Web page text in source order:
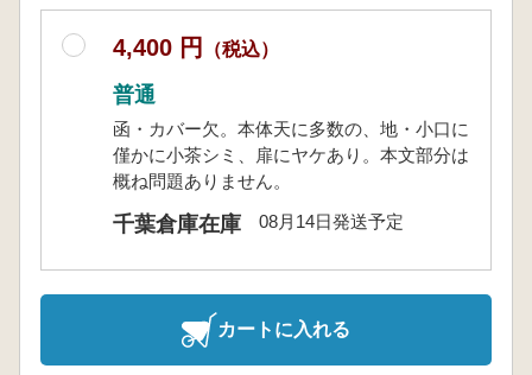
4,400 円 （税込）
普通
函・カバー欠。本体天に多数の、地・小口に
僅かに小茶シミ、扉にヤケあり。本文部分は
概ね問題ありません。
千葉倉庫在庫 08月14日発送予定
カートに入れる